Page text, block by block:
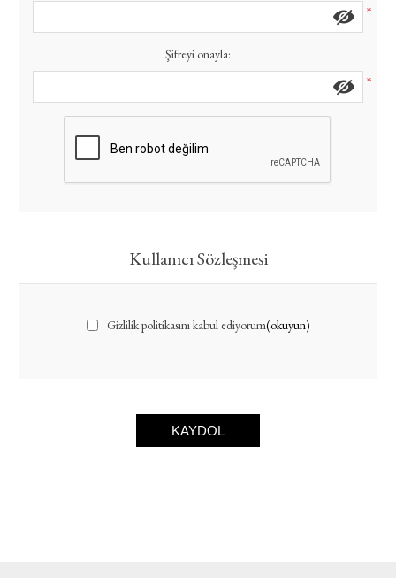
*
Şifreyi onayla:
*
Kullanıcı Sözleşmesi
Gizlilik politikasını kabul ediyorum(okuyun)
KAYDOL